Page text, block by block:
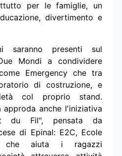
per le famiglie, un
divertimento e
saranno presenti sul
Mondi a condividere
Emergency che tra
di costruzione, e
col proprio stand.
approda anche l'iniziativa
du Fil", pensata da
di Epinal: E2C, Ecole
che aiuta i ragazzi